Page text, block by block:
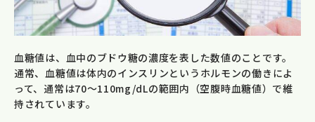
血糖値は、血中のブドウ糖の濃度を表した数値のことです。
通常、血糖値は体内のインスリンというホルモンの働きによ
って、通常は70～110mg/dLの範囲内（空腹時血糖値）で維
持されています。